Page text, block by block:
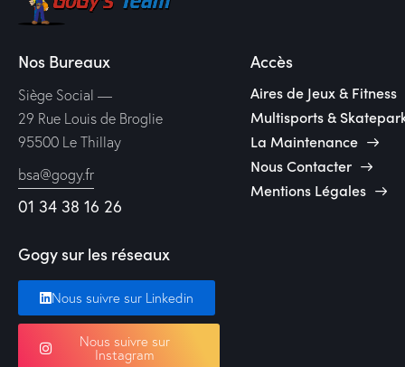
Nos Bureaux
Siège Social —
29 Rue Louis de Broglie
95500 Le Thillay
bsa@gogy.fr
01 34 38 16 26
Accès
Aires de Jeux & Fitness
Multisports &
La Maintenance
Nous Contacter
Mentions Légales
Gogy sur les réseaux
Nous suivre sur Linkedin
Nous suivre sur
Instagram